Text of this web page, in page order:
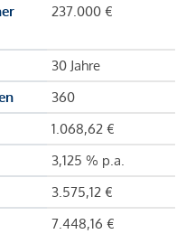
237.000 €
30 Jahre
360
1.068,62 €
3,125 % p.a.
3.575,12 €
7.448,16 €